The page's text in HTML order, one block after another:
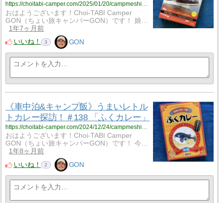
https://choitabi-camper.com/2025/01/20/campmeshi_139/?utm_source=rss&utm_medium=rss&utm_campaign=campmeshi_139
おはようございます！Choi-TABI Camper
GON（ちょい旅キャンパーGON）です！ 娘…
1年7ヶ月前
いいね！
3 GON
《車中泊&キャンプ飯》うまいレトル
トカレー探訪！＃138 「ふくカレー」
おはようございます！Choi-TABI Camper
GON（ちょい旅キャンパーGON）です！ 今…
1年8ヶ月前
いいね！
2 GON